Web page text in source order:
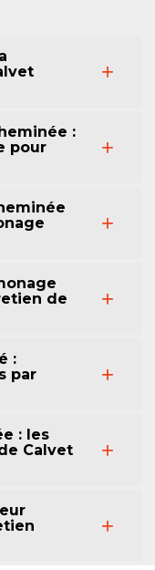
:
pour
de
:
par
: les
Calvet